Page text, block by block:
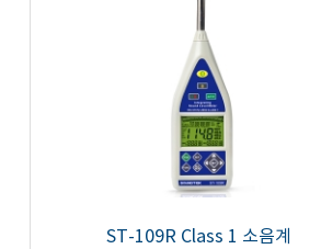
ST-109R Class 1 소음계